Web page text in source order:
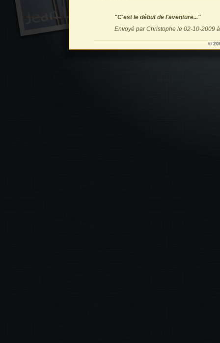
"C'est le début de l'aventure..."
Envoyé par Christophe le 02-10-2009
©